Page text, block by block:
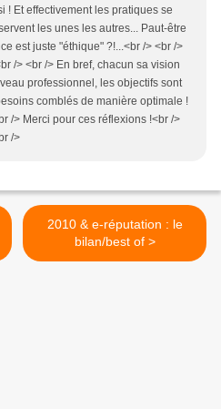
! Et effectivement les pratiques se
les unes les autres... Paut-être
est juste "éthique" ?!...<br /> <br />
/> <br /> En bref, chacun sa vision
professionnel, les objectifs sont
comblés de manière optimale !
/> Merci pour ces réflexions !<br />
/>
2010 & e-réputation : le
bilan/best of >